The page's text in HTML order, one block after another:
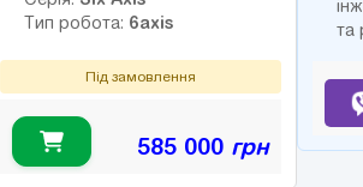
Тип робота: 6axis
Під замовлення
585 000 грн
та